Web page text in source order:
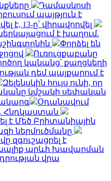
Դամասկոսի
պայթյուն է
է, 13-ը՝ վիրավորվել
է խաղում.
Փորձել են
Ուռուցքաբանը
կանանց՝ քաղցկեղի
դեմ պայքարում է
Զելենսկին հույս ունի, որ
կմշակի սեփական
Օդանավում
Հնդկաստան
է Մեծ Բրիտանիային
ներմուծմանը
զգուշացրել է
արևի խավարման
վրա